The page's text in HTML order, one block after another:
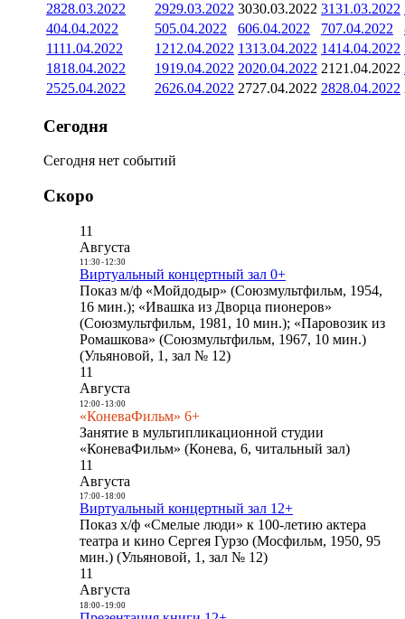
2828.03.2022 2929.03.2022 3030.03.2022 3131.03.2022
404.04.2022 505.04.2022 606.04.2022 707.04.2022
1111.04.2022 1212.04.2022 1313.04.2022 1414.04.2022
1818.04.2022 1919.04.2022 2020.04.2022 21 21.04.2022
2525.04.2022 2626.04.2022 2727.04.2022 2828.04.2022
Сегодня
Сегодня нет событий
Скоро
11
Августа
11:30- 12:30
Виртуальный концертный зал 0+
Показ м/ф «Мойдодыр» (Союзмультфильм, 1954,
16 мин.); «Ивашка из Дворца пионеров»
(Союзмультфильм, 1981, 10 мин.); «Паровозик из
Ромашкова» (Союзмультфильм, 1967, 10 мин.)
(Ульяновой, 1, зал № 12)
11
Августа
12:00- 13:00
«КоневаФильм» 6+
Занятие в мультипликационной студии
«КоневаФильм» (Конева, 6, читальный зал)
11
Августа
17:00- 18:00
Виртуальный концертный зал 12+
Показ х/ф «Смелые люди» к 100-летию актера
театра и кино Сергея Гурзо (Мосфильм, 1950, 95
мин.) (Ульяновой, 1, зал № 12)
11
Августа
18:00- 19:00